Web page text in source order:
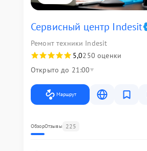
Сервисный центр Indesit
Ремонт техники Indesit
5,0250 оценки
Открыто до 21:00
Маршрут
ОбзорОтзывы 225